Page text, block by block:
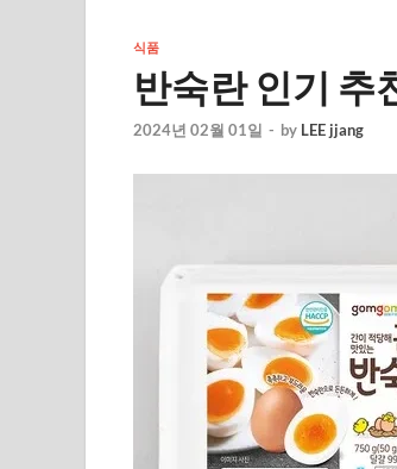
식품
반숙란 인기 추
2024년 02월 01일 - by LEE jjang